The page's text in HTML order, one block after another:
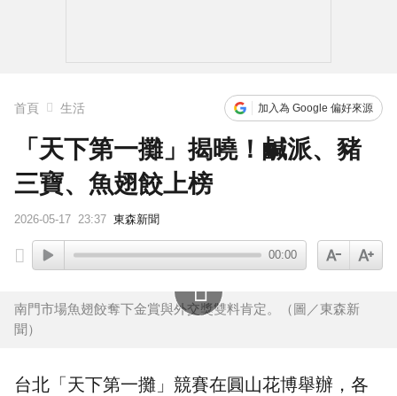
首頁 生活 加入為 Google 偏好來源
「天下第一攤」揭曉！鹹派、豬
三寶、魚翅餃上榜
2026-05-17 23:37 東森新聞
00:00
南門市場魚翅餃奪下金賞與外交獎雙料肯定。（圖／東森新
聞）
台北 「 天下第一攤 」競賽在圓山花博舉辦，各